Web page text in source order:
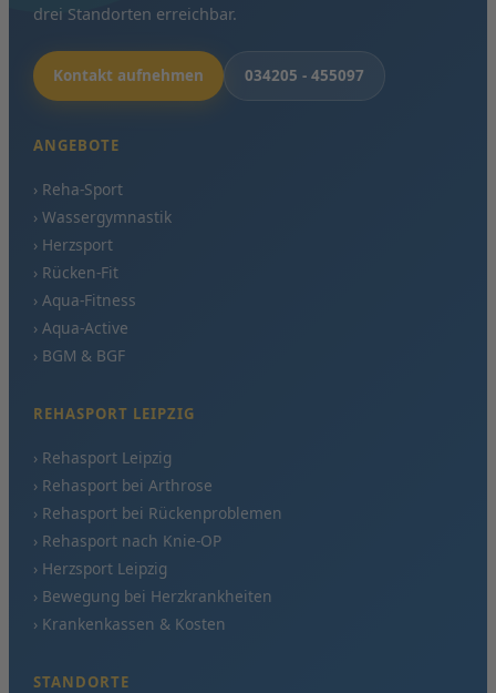
drei Standorten erreichbar.
Kontakt aufnehmen 034205 - 455097
ANGEBOTE
› Reha-Sport
› Wassergymnastik
› Herzsport
› Rücken-Fit
› Aqua-Fitness
› Aqua-Active
› BGM & BGF
REHASPORT LEIPZIG
› Rehasport Leipzig
› Rehasport bei Arthrose
› Rehasport bei Rückenproblemen
› Rehasport nach Knie-OP
› Herzsport Leipzig
› Bewegung bei Herzkrankheiten
› Krankenkassen & Kosten
STANDORTE